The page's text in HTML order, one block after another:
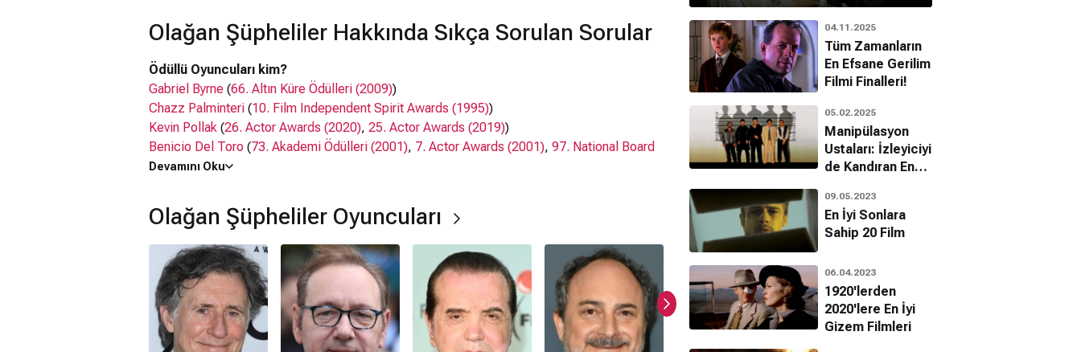
Olağan Şüpheliler Hakkında Sıkça Sorulan Sorular
Ödüllü Oyuncuları kim?
Gabriel Byrne (66. Altın Küre Ödülleri (2009))
Chazz Palminteri (10. Film Independent Spirit Awards (1995))
Kevin Pollak (26. Actor Awards (2020), 25. Actor Awards (2019))
Benicio Del Toro (73. Akademi Ödülleri (2001), 7. Actor Awards (2001), 97. National Board
of Review Awards (2025)
Oyuncuları kim?
Baldwin
Seslendirenler kim?
Talat Bulut,Aktan Doğrar ,Tolga Tibet,Ali Ekber Diribaş,Funda Ersin Volkan Ateş Akyılmaz
Ne zaman çıktı?
Devamını Oku
Olağan Şüpheliler Oyuncuları
04.11.2025
Tüm Zamanların
En Efsane Gerilim
Filmi Finalleri!
05.02.2025
Manipülasyon
Ustaları: İzleyiciyi
de Kandıran En
Karakterleri!
09.05.2023
En İyi Sonlara
Sahip 20 Film
06.04.2023
1920'lerden
2020'lere En İyi
Gizem Filmleri